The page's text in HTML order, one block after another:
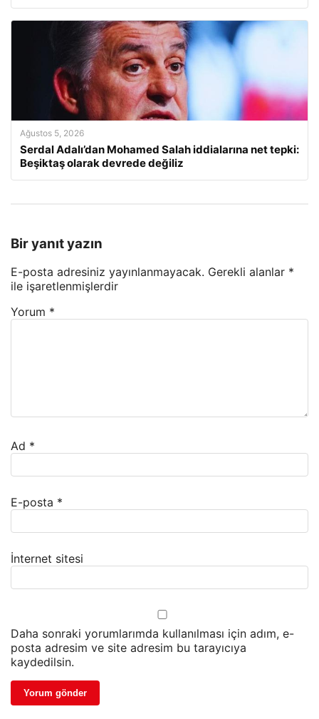
Ağustos 5, 2026
Serdal Adalı’dan Mohamed Salah iddialarına net tepki:
Beşiktaş olarak devrede değiliz
Bir yanıt yazın
E-posta adresiniz yayınlanmayacak. Gerekli alanlar *
ile işaretlenmişlerdir
Yorum *
Ad *
E-posta *
İnternet sitesi
Daha sonraki yorumlarımda kullanılması için adım, e-
posta adresim ve site adresim bu tarayıcıya
kaydedilsin.